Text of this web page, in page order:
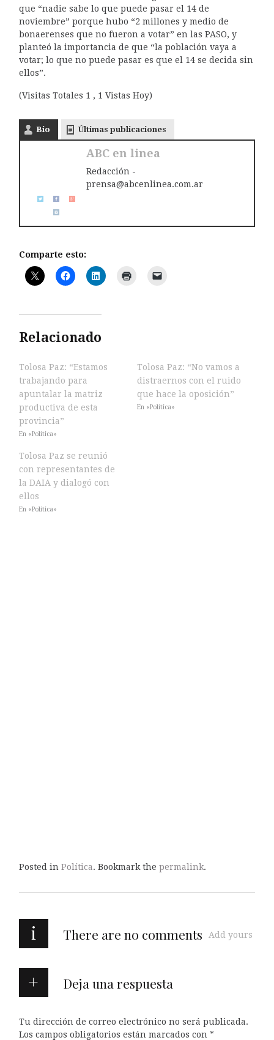
que “nadie sabe lo que puede pasar el 14 de
noviembre” porque hubo “2 millones y medio de
bonaerenses que no fueron a votar” en las PASO, y
planteó la importancia de que “la población vaya a
votar; lo que no puede pasar es que el 14 se decida sin
ellos”.
(Visitas Totales 1 , 1 Vistas Hoy)
Bio Últimas publicaciones
ABC en linea
Redacción -
prensa@abcenlinea.com.ar
Comparte esto:
Relacionado
Tolosa Paz: “Estamos
trabajando para
apuntalar la matriz
productiva de esta
provincia”
En «Política»
Tolosa Paz: “No vamos a
distraernos con el ruido
que hace la oposición”
En «Política»
Tolosa Paz se reunió
con representantes de
la DAIA y dialogó con
ellos
En «Política»
Posted in Política. Bookmark the permalink.
i There are no comments Add yours
Deja una respuesta
Tu dirección de correo electrónico no será publicada.
Los campos obligatorios están marcados con *